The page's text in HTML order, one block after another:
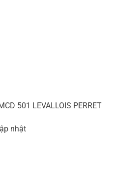
501 LEVALLOIS PERRET
nhật